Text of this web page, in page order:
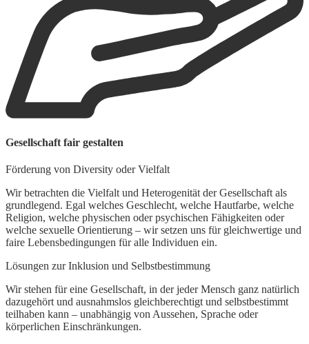
Gesellschaft fair gestalten
Förderung von Diversity oder Vielfalt
Wir betrachten die Vielfalt und Heterogenität der Gesellschaft als
grundlegend. Egal welches Geschlecht, welche Hautfarbe, welche
Religion, welche physischen oder psychischen Fähigkeiten oder
welche sexuelle Orientierung – wir setzen uns für gleichwertige und
faire Lebensbedingungen für alle Individuen ein.
Lösungen zur Inklusion und Selbstbestimmung
Wir stehen für eine Gesellschaft, in der jeder Mensch ganz natürlich
dazugehört und ausnahmslos gleichberechtigt und selbstbestimmt
teilhaben kann – unabhängig von Aussehen, Sprache oder
körperlichen Einschränkungen.